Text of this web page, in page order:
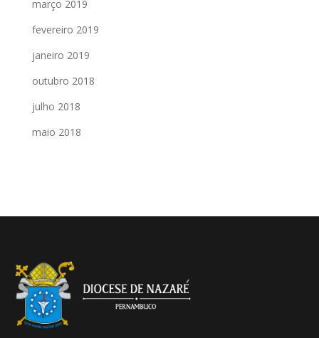
março 2019
fevereiro 2019
janeiro 2019
outubro 2018
julho 2018
maio 2018